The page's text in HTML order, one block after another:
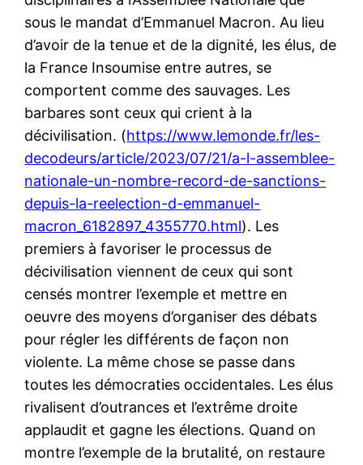
sous le mandat d’Emmanuel Macron. Au lieu
d’avoir de la tenue et de la dignité, les élus, de
la France Insoumise entre autres, se
comportent comme des sauvages. Les
barbares sont ceux qui crient à la
décivilisation. (https://www.lemonde.fr/les-
decodeurs/article/2023/07/21/a-l-assemblee-
nationale-un-nombre-record-de-sanctions-
depuis-la-reelection-d-emmanuel-
macron_6182897_4355770.html). Les
premiers à favoriser le processus de
décivilisation viennent de ceux qui sont
censés montrer l’exemple et mettre en
oeuvre des moyens d’organiser des débats
pour régler les différents de façon non
violente. La même chose se passe dans
toutes les démocraties occidentales. Les élus
rivalisent d’outrances et l’extrême droite
applaudit et gagne les élections. Quand on
montre l’exemple de la brutalité, on restaure